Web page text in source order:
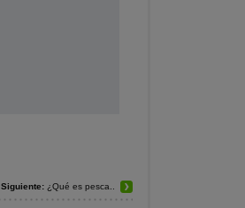
Siguiente: ¿Qué es pesca..